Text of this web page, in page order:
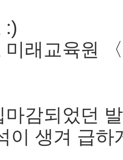
:)
미래교육원
마감되었던
이 생겨 급하